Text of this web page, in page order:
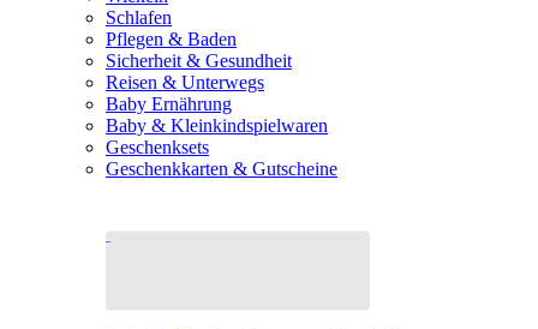
Schlafen
Pflegen & Baden
Sicherheit & Gesundheit
Reisen & Unterwegs
Baby Ernährung
Baby & Kleinkindspielwaren
Geschenksets
Geschenkkarten & Gutscheine